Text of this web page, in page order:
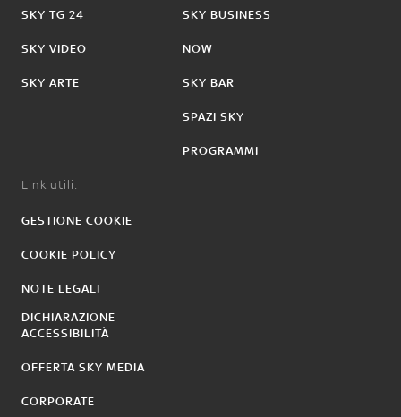
SKY TG 24
SKY VIDEO
SKY ARTE
SKY BUSINESS
NOW
SKY BAR
SPAZI SKY
PROGRAMMI
Link utili:
GESTIONE COOKIE
COOKIE POLICY
NOTE LEGALI
DICHIARAZIONE
ACCESSIBILITÀ
OFFERTA SKY MEDIA
CORPORATE